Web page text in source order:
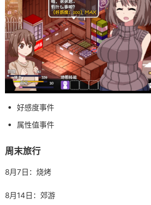
好感度事件
属性值事件
周末旅行
8月7日：烧烤
8月14日：郊游